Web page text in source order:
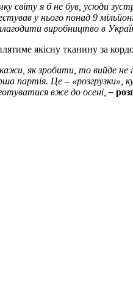
світу я б не був, усюди
у нього понад 9
виробництво в
якісну тканину за
як зробити, то вийде не
партія. Це – «розгрузки»,
вже до осені,–